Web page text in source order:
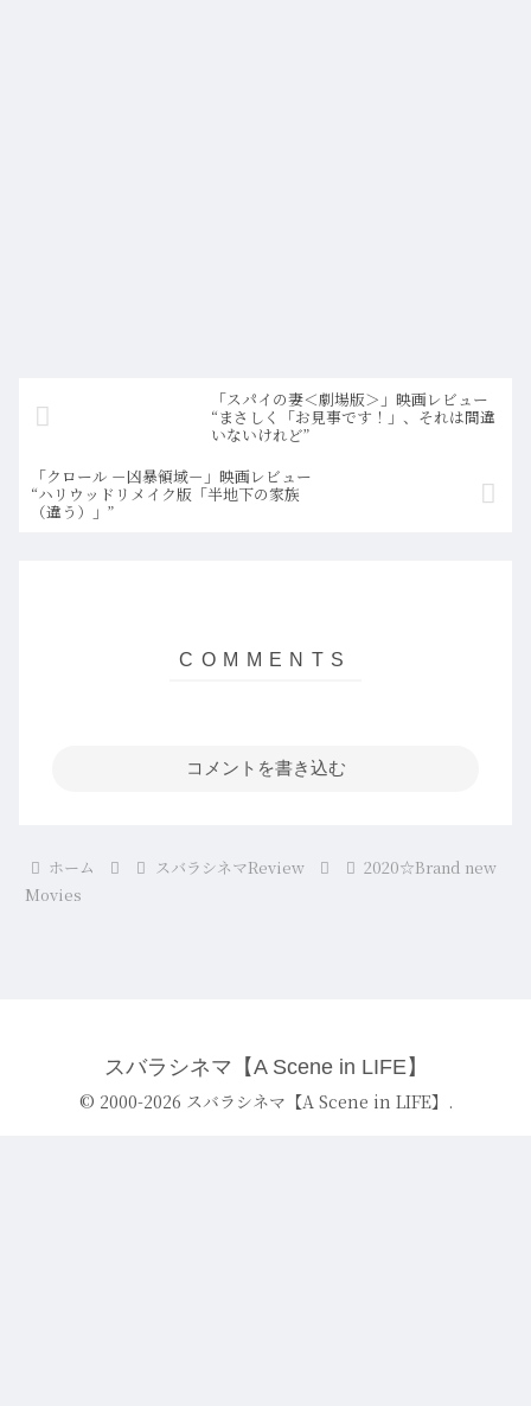
「スパイの妻＜劇場版＞」映画レビュー
“まさしく「お見事です！」、それは間違
いないけれど”
「クロール －凶暴領域－」映画レビュー
“ハリウッドリメイク版「半地下の家族
（違う）」”
コメントを書き込む
ホーム スバラシネマReview
2020☆Brand new
Movies
スバラシネマ【A Scene in LIFE】
© 2000-2026 スバラシネマ【A Scene in LIFE】.